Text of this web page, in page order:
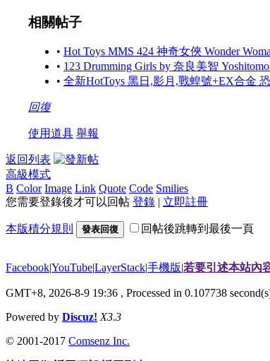
相關帖子
• Hot Toys MMS 424 神奇女俠 Wonder
• 123 Drumming Girls by 奈良美智
• 全新HotToys 黑日,影月,戰蝗號+EX合金
回復
使用道具 舉報
返回列表
高級模式
B Color Image Link Quote Code Smilies
您需要登錄後才可以回帖 登錄 | 立即註冊
本版積分規則 發表回復 回帖後跳轉到最後一頁
Facebook|YouTube|LayerStack|手機版|若要引述本站內
GMT+8, 2026-8-9 19:36 , Processed in 0.107738
Powered by Discuz! X3.3
© 2001-2017 Comsenz Inc.